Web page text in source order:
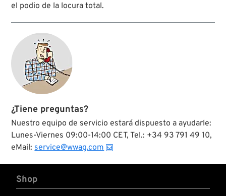
el podio de la locura total.
¿Tiene preguntas?
Nuestro equipo de servicio estará dispuesto a ayudarle:
Lunes-Viernes 09:00-14:00 CET, Tel.: +34 93 791 49 10,
eMail: service@wwag.com
Shop